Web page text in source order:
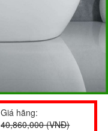
Giá hãng:
40,860,000 (VNĐ)